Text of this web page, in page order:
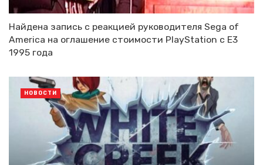
Найдена запись с реакцией руководителя Sega of
America на оглашение стоимости PlayStation с E3
1995 года
НОВОСТИ